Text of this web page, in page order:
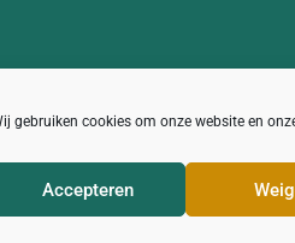
gebruiken cookies om onze website en
Accepteren